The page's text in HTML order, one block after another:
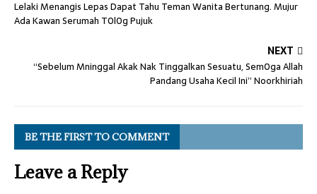
Lelaki Menangis Lepas Dapat Tahu Teman Wanita Bertunang. Mujur
Ada Kawan Serumah T0l0g Pujuk
NEXT
“Sebelum Mninggal Akak Nak Tinggalkan Sesuatu, Sem0ga Allah
Pandang Usaha Kecil Ini” Noorkhiriah
BE THE FIRST TO COMMENT
Leave a Reply